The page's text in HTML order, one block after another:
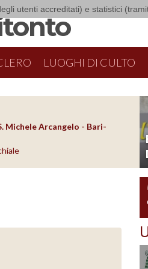
utenti accreditati) e statistici
LUOGHI DI CULTO
Michele Arcangelo - Bari-
8/10/